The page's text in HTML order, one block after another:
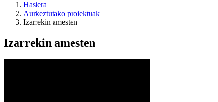
Hasiera
Aurkeztutako proiektuak
Izarrekin amesten
Izarrekin amesten